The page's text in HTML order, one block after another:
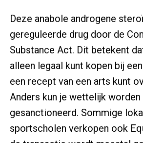
Deze anabole androgene
gereguleerde drug door de
Substance Act. Dit betekent
alleen legaal kunt kopen bij
een recept van een arts kunt
Anders kun je wettelijk worden
gesanctioneerd. Sommige
sportscholen verkopen ook